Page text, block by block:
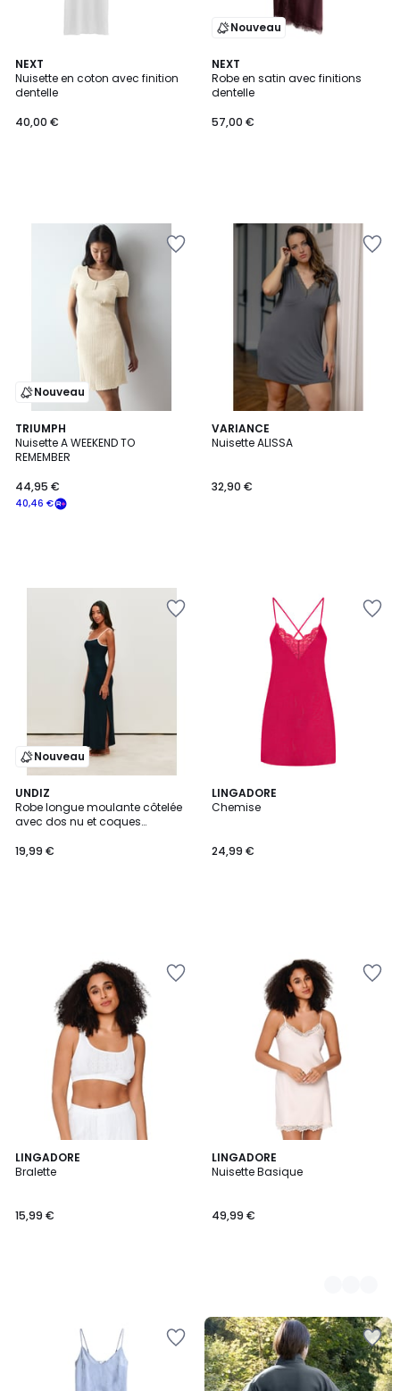
NEXT
Nuisette en coton avec finition
dentelle
40,00 €
Nouveau
NEXT
Robe en satin avec finitions
dentelle
57,00 €
Nouveau
TRIUMPH
Nuisette A WEEKEND TO
REMEMBER
40,46 €
44,95 €
VARIANCE
Nuisette ALISSA
32,90 €
Nouveau
UNDIZ
Robe longue moulante côtelée
avec dos nu et coques
19,99 €
LINGADORE
Chemise
24,99 €
LINGADORE
Bralette
15,99 €
LINGADORE
Nuisette Basique
49,99 €
3
Couleurs